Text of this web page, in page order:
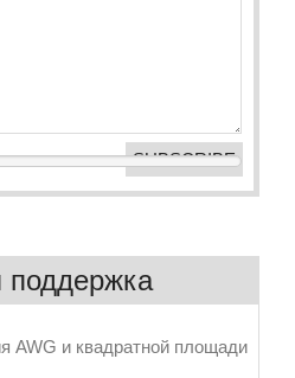
поддержка
AWG и квадратной площади